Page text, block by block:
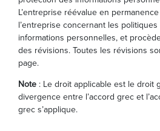
L’entreprise réévalue en
l’entreprise concernant les
informations personnelles, et
des révisions. Toutes les révisions
page.
Note : Le droit applicable est le droit
divergence entre l’accord grec et
grec s’applique.